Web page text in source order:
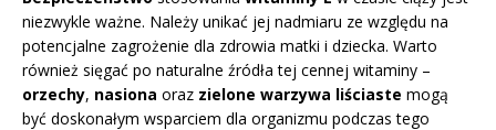
niezwykle ważne. Należy unikać jej nadmiaru ze względu na
potencjalne zagrożenie dla zdrowia matki i dziecka. Warto
również sięgać po naturalne źródła tej cennej witaminy –
orzechy, nasiona oraz zielone warzywa liściaste mogą
być doskonałym wsparciem dla organizmu podczas tego